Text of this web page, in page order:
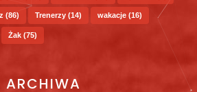
(86) Trenerzy (14) wakacje (16)
Żak (75)
ARCHIWA